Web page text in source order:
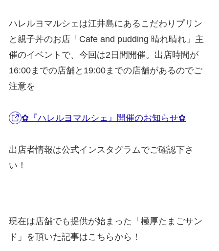
ハレルヨマルシェは江井島にあるこだわりプリン
と親子丼のお店「Cafe and pudding 晴れ晴れ」主
催のイベントで、今回は2日間開催。出店時間が
16:00までの店舗と19:00までの店舗があるのでご
注意を
✿『ハレルヨマルシェ』開催のお知らせ✿
出店者情報は公式インスタグラムでご確認下さ
い！
現在は店舗でも提供が始まった「極厚たまごサン
ド」を頂いた記事はこちらから！